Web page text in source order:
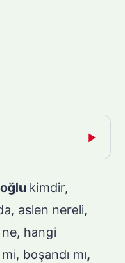
▶
kimdir,
aslen nereli,
hangi
boşandı mı,